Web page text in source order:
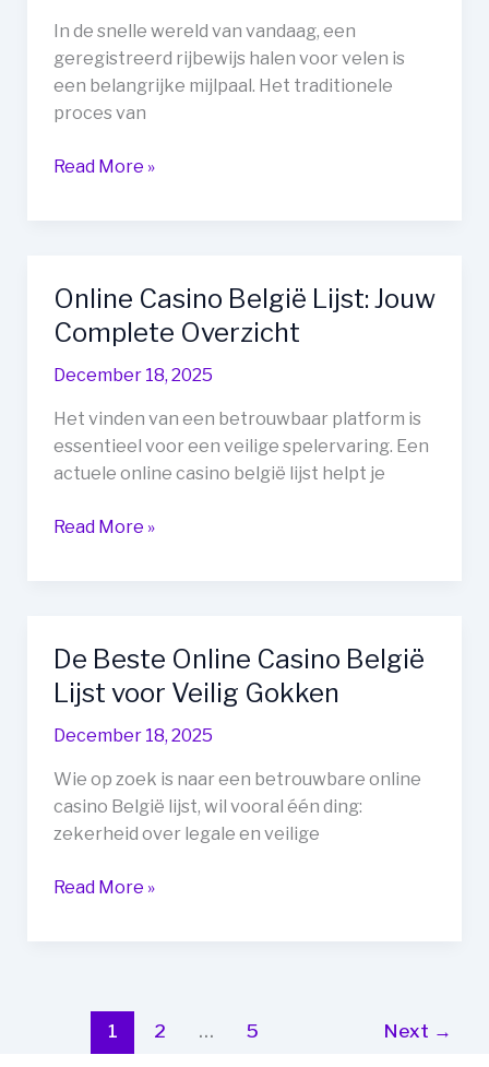
In de snelle wereld van vandaag, een
geregistreerd rijbewijs halen voor velen is
een belangrijke mijlpaal. Het traditionele
proces van
Geregistreerd
Gids
naar
en
Vrijheid
Read More »
Online Casino België Lijst: Jouw
Complete Overzicht
December 18, 2025
Het vinden van een betrouwbaar platform is
essentieel voor een veilige spelervaring. Een
actuele online casino belgië lijst helpt je
Online
Complete
Overzicht
Read More »
De Beste Online Casino België
Lijst voor Veilig Gokken
December 18, 2025
Wie op zoek is naar een betrouwbare online
casino België lijst, wil vooral één ding:
zekerheid over legale en veilige
De
voor
Read More »
1 2 … 5 Next →